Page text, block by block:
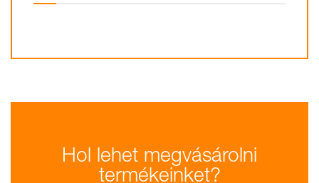
Hol lehet megvásárolni
termékeinket?